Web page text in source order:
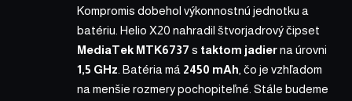
Kompromis dobehol výkonnostnú jednotku a
batériu. Helio X20 nahradil štvorjadrový čipset
MediaTek MTK6737 s taktom jadierna úrovni
1,5 GHz . Batéria má 2450 mAh , čo je vzhľadom
na menšie rozmery pochopiteľné. Stále budeme